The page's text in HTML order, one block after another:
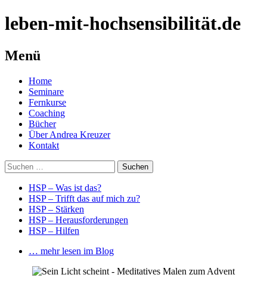
leben-mit-hochsensibilität.de
Menü
Springe
zum
Inhalt
Home
Seminare
Fernkurse
Coaching
Bücher
Über Andrea Kreuzer
Kontakt
Suchen
nach:
HSP – Was ist das?
HSP – Trifft das auf mich zu?
HSP – Stärken
HSP – Herausforderungen
HSP – Hilfen
… mehr lesen im Blog